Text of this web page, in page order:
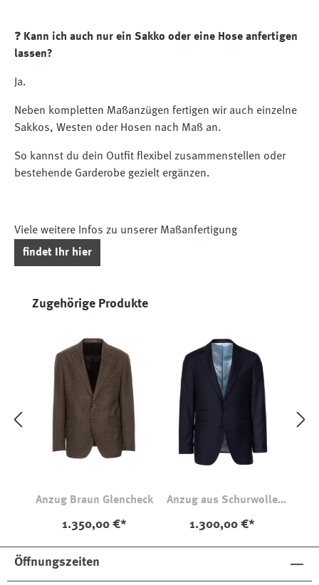
❓ Kann ich auch nur ein Sakko oder eine Hose anfertigen
lassen?
Ja.
Neben kompletten Maßanzügen fertigen wir auch einzelne
Sakkos, Westen oder Hosen nach Maß an.
So kannst du dein Outfit flexibel zusammenstellen oder
bestehende Garderobe gezielt ergänzen.
Viele weitere Infos zu unserer Maßanfertigung
findet Ihr hier
Produktgalerie überspringen
Zugehörige Produkte
Anzug Braun Glencheck
1.350,00 €*
Anzug aus Schurwolle
1.300,00 €*
Öffnungszeiten